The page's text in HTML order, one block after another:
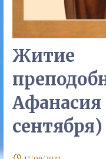
Житие
Афанасия
сентября)